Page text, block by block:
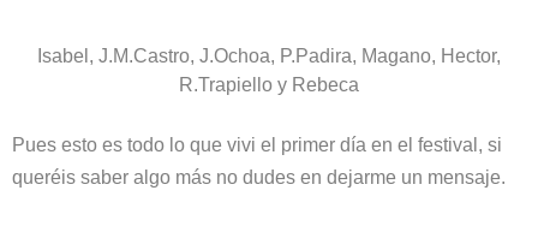
Isabel, J.M.Castro, J.Ochoa, P.Padira, Magano, Hector,
R.Trapiello y Rebeca
Pues esto es todo lo que vivi el primer día en el festival, si
queréis saber algo más no dudes en dejarme un mensaje.